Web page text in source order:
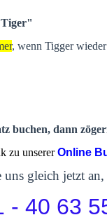
, wenn Tigger
buchen, dann
zu unsererOnline
uns gleich jetzt an,
- 40 63